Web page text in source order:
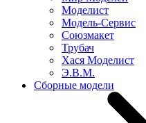
Моделист
Модель-Сервис
Союзмакет
Трубач
Хася Моделист
Э.В.М.
Сборные модели